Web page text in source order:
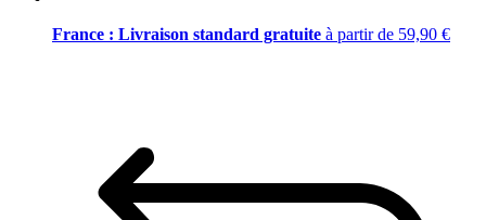
France : Livraison standard gratuite à partir de 59,90 €